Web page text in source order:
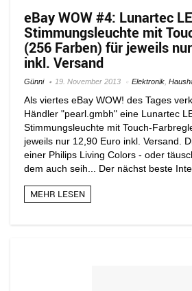
eBay WOW #4: Lunartec
Stimmungsleuchte mit
(256 Farben) für jeweils
inkl. Versand
Günni 19. November 2013 Elektronik
Als viertes eBay WOW! des Tages
Händler "pearl.gmbh" eine Lunartec
Stimmungsleuchte mit Touch-
jeweils nur 12,90 Euro inkl. Versand.
einer Philips Living Colors - oder
dem auch seih... Der nächst beste
MEHR LESEN